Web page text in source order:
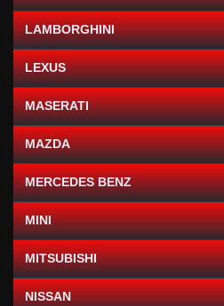
LAMBORGHINI
LEXUS
MASERATI
MAZDA
MERCEDES BENZ
MINI
MITSUBISHI
NISSAN